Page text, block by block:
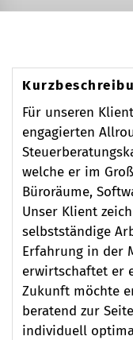
Für unseren
engagierten
welche er im
Büroräume,
Unser Klient
selbstständige
Erfahrung in der
erwirtschaftet er
Zukunft möchte
beratend zur
individuell